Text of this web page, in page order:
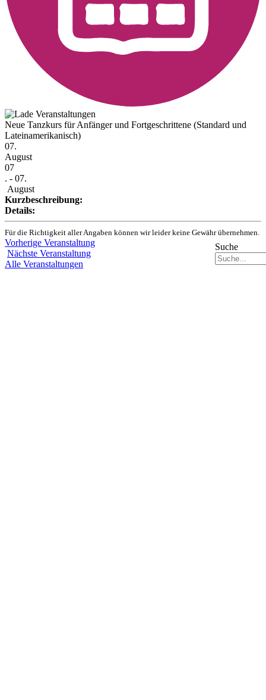
Suche
Neue Tanzkurs für Anfänger und Fortgeschrittene (Standard und
Lateinamerikanisch)
07.
August
07
. - 07.
August
Kurzbeschreibung:
Details:
Für die Richtigkeit aller Angaben können wir leider keine Gewähr übernehmen.
Vorherige Veranstaltung
Nächste Veranstaltung
Alle Veranstaltungen